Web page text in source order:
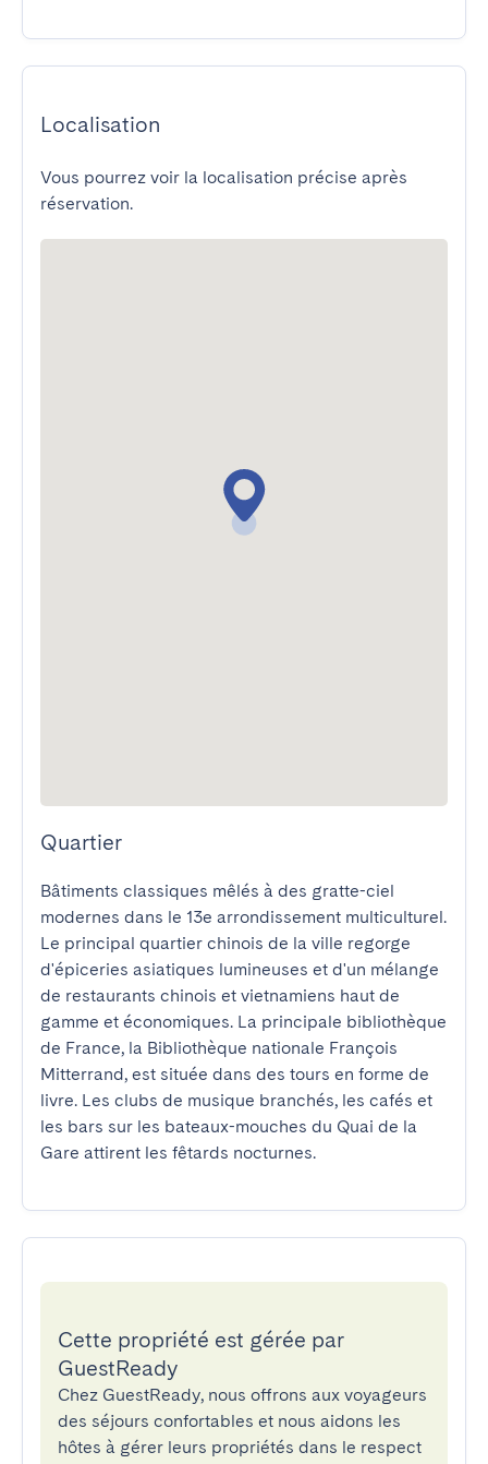
Localisation
Vous pourrez voir la localisation précise après
réservation.
Quartier
Bâtiments classiques mêlés à des gratte-ciel
modernes dans le 13e arrondissement multiculturel.
Le principal quartier chinois de la ville regorge
d'épiceries asiatiques lumineuses et d'un mélange
de restaurants chinois et vietnamiens haut de
gamme et économiques. La principale bibliothèque
de France, la Bibliothèque nationale François
Mitterrand, est située dans des tours en forme de
livre. Les clubs de musique branchés, les cafés et
les bars sur les bateaux-mouches du Quai de la
Gare attirent les fêtards nocturnes.
Cette propriété est gérée par
GuestReady
Chez GuestReady, nous offrons aux voyageurs
des séjours confortables et nous aidons les
hôtes à gérer leurs propriétés dans le respect